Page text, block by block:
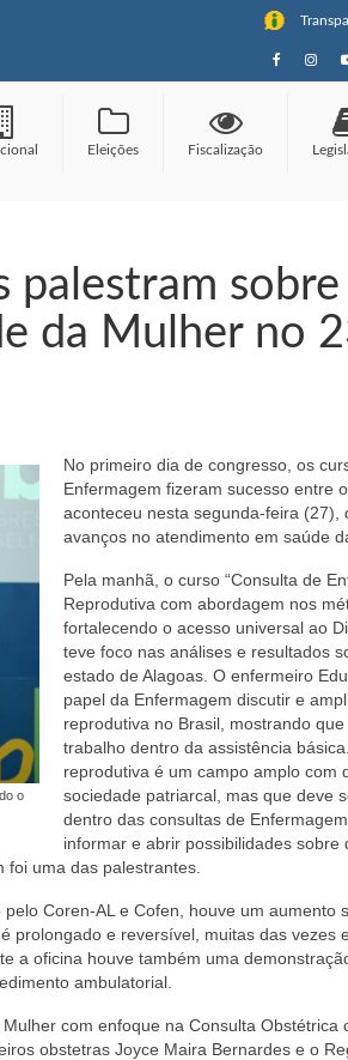
Eleições Fiscalização
palestram sobre
da Mulher no
o
No primeiro dia de congresso, os
Enfermagem fizeram sucesso entre
aconteceu nesta segunda-feira (27),
avanços no atendimento em saúde
Pela manhã, o curso “Consulta de
Reprodutiva com abordagem nos
fortalecendo o acesso universal ao
teve foco nas análises e resultados
estado de Alagoas. O enfermeiro
papel da Enfermagem discutir e
reprodutiva no Brasil, mostrando
trabalho dentro da assistência
reprodutiva é um campo amplo com
sociedade patriarcal, mas que deve
dentro das consultas de
informar e abrir possibilidades sobre
foi uma das palestrantes.
Coren-AL e Cofen, houve um aumento
prolongado e reversível, muitas das vezes
a oficina houve também uma
ambulatorial.
com enfoque na Consulta Obstétrica
obstetras Joyce Maira Bernardes e o